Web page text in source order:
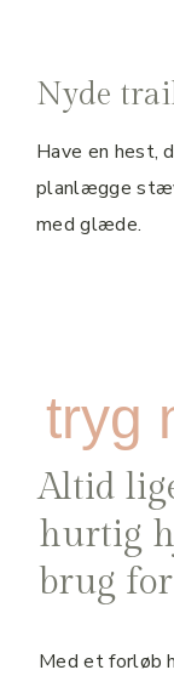
Nyde
Have en hest,
planlægge
med glæde.
tryg
Altid
hurtig
brug
Med et forløb